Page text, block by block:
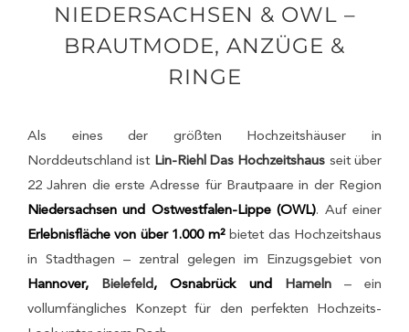
NIEDERSACHSEN & OWL –
BRAUTMODE, ANZÜGE &
RINGE
Als eines der größten Hochzeitshäuser in
Norddeutschland ist Lin-Riehl Das Hochzeitshaus seit über
22 Jahren die erste Adresse für Brautpaare in der Region
Niedersachsen und Ostwestfalen-Lippe (OWL). Auf einer
Erlebnisfläche von über 1.000 m²bietet das Hochzeitshaus
in Stadthagen – zentral gelegen im Einzugsgebiet von
Hannover, Bielefeld, Osnabrück und Hameln
– ein
vollumfängliches Konzept für den perfekten Hochzeits-